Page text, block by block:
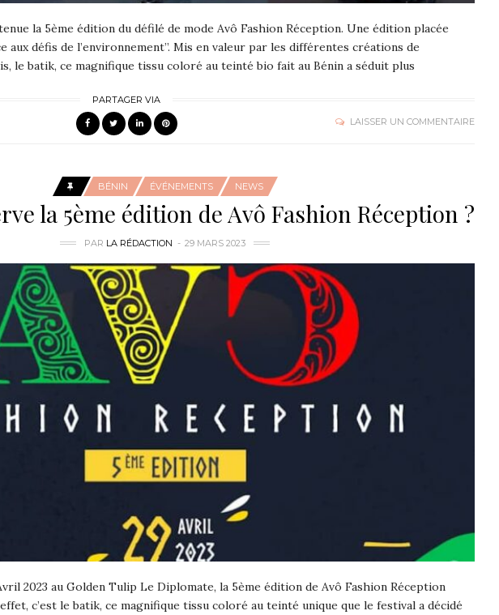
tenue la 5ème édition du défilé de mode Avô Fashion Réception. Une édition placée
aux défis de l’environnement”. Mis en valeur par les différentes créations de
le batik, ce magnifique tissu coloré au teinté bio fait au Bénin a séduit plus
PARTAGER VIA
LAISSER UN COMMENTAIRE
BÉNIN ÉVÉNEMENTS NEWS
la 5ème édition de Avô Fashion Réception ?
PAR LA RÉDACTION 29 MARS 2023
2023 au Golden Tulip Le Diplomate, la 5ème édition de Avô Fashion Réception
c’est le batik, ce magnifique tissu coloré au teinté unique que le festival a décidé